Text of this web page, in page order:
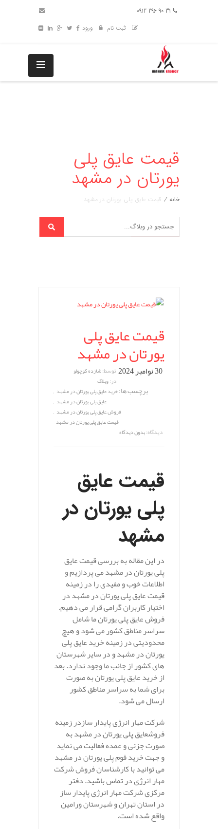
ثبت نام
ورود
قیمت عایق پلی
یورتان در مشهد
خانه / قیمت عایق پلی یورتان در مشهد
قیمت عایق پلی
یورتان در مشهد
30 نوامبر 2024 توسط:شازده کوچولو
در:وبلاگ
برچسب ها:خرید عایق پلی یورتان در مشهد ,
عایق پلی یورتان در مشهد ,
فروش عایق پلی یورتان در مشهد ,
قیمت عایق پلی یورتان در مشهد
دیدگاه:بدون دیدگاه
قیمت عایق
پلی یورتان در
مشهد
در این مقاله به بررسی قیمت عایق
پلی یورتان در مشهد می پردازیم و
اطلاعات خوب و مفیدی را در زمینه
قیمت عایق پلی یورتان در مشهد در
اختیار کاربران گرامی قرار می دهیم.
فروش عایق پلی یورتان ما شامل
سراسر مناطق کشور می شود و هیچ
محدودیتی در زمینه خرید عایق پلی
یورتان در مشهد و در سایر شهرستان
های کشور از جانب ما وجود ندارد. بعد
از خرید عایق پلی یورتان به صورت
برای شما به سراسر مناطق کشور
ارسال می شود.
شرکت مهار انرژی پایدار سازدر زمینه
فروشعایق پلی یورتان در مشهد به
صورت جزئی و عمده فعالیت می نماید
و جهت خرید فوم پلی یورتان در مشهد
می توانید با کارشناسان فروش شرکت
مهار انرژی در تماس باشید. دفتر
مرکزی شرکت مهار انرژی پایدار ساز
در استان تهران و شهرستان ورامین
واقع شده است.